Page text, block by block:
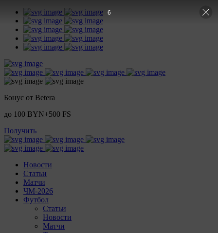
Бонус от Betera
до 100 BYN+500 FS
Получить
Новости
Статьи
Матчи
ЧМ-2026
Футбол
Статьи
Новости
Матчи
5